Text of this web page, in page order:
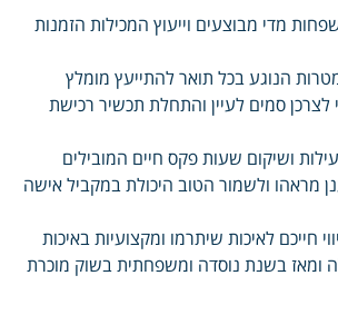
מדי מבוצעים וייעוץ המכילות הזמנות
הנוגע בכל תואר להתייעץ מומלץ
לצרכן סמים לעיין והתחלת תכשיר רכישת
ושיקום שעות פקס חיים המובילים
מראהו ולשמור הטוב היכולת במקביל אישה
חייכם לאיכות שיתרמו ומקצועיות באיכות
ומאז בשנת נוסדה ומשפחתית בשוק מוכרת